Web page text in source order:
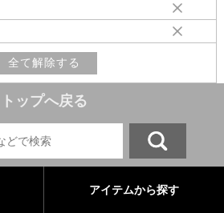
全て解除する
トップへ戻る
アイテムから探す